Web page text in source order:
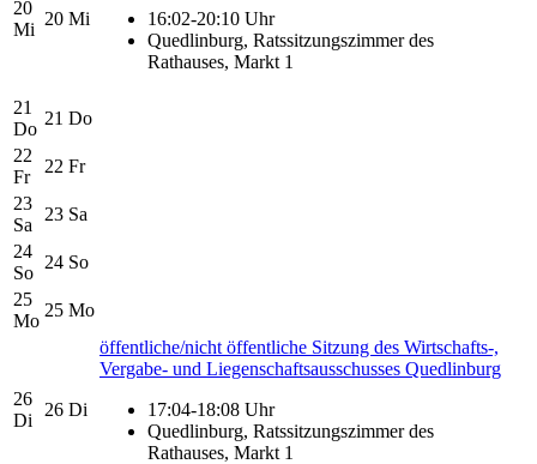
20
Mi
20 Mi
16:02-20:10 Uhr
Quedlinburg, Ratssitzungszimmer des
Rathauses, Markt 1
21
Do
21 Do
22
Fr
22 Fr
23
Sa
23 Sa
24
So
24 So
25
Mo
25 Mo
26
Di
26 Di
öffentliche/nicht öffentliche Sitzung des Wirtschafts-,
Vergabe- und Liegenschaftsausschusses Quedlinburg
17:04-18:08 Uhr
Quedlinburg, Ratssitzungszimmer des
Rathauses, Markt 1